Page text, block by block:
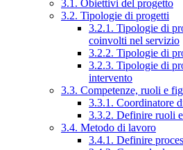
3.1. Obiettivi del progetto
3.2. Tipologie di progetti
3.2.1. Tipologie di
coinvolti nel servizio
3.2.2. Tipologie di
3.2.3. Tipologie di
intervento
3.3. Competenze, ruoli e
3.3.1. Coordinatore
3.3.2. Definire ruoli
3.4. Metodo di lavoro
3.4.1. Definire